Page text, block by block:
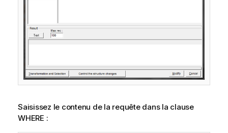
Saisissez le contenu de la requête dans la clause
WHERE :